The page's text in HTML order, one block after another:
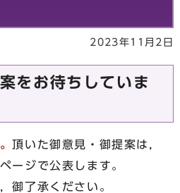
2023年11月2日
をお待ちしていま
頂いた御意見・御提案は，
ージで公表します。
御了承ください。